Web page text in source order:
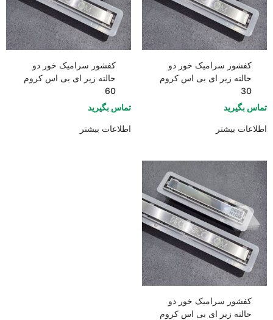
کفشور سرامیک خور دو
حالته زیر ای بی اس کروم
30
تماس بگیرید
اطلاعات بیشتر
کفشور سرامیک خور دو
حالته زیر ای بی اس کروم
60
تماس بگیرید
اطلاعات بیشتر
کفشور سرامیک خور دو
حالته زیر ای بی اس کروم